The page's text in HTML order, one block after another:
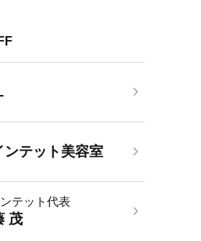
ンテット美容室
テット代表
茂